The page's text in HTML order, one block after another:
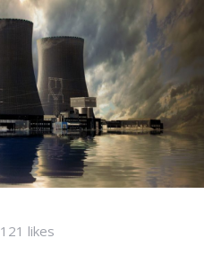
121 likes